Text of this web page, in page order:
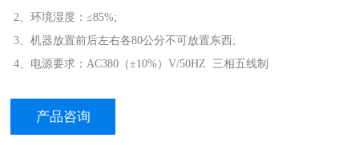
2、环境湿度：≤85%;
3、机器放置前后左右各80公分不可放置东西;
4、电源要求：AC380（±10%）V/50HZ 三相五线制
产品咨询